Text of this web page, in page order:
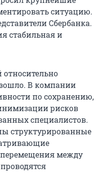
ситуацию.
Сбербанка.
стабильная и
В компании
по сохранению,
рисков
специалистов.
структурированные
между